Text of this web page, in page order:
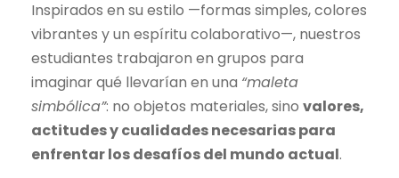
Inspirados en su estilo —formas simples, colores
vibrantes y un espíritu colaborativo—, nuestros
estudiantes trabajaron en grupos para
imaginar qué llevarían en una “maleta
simbólica”: no objetos materiales, sino valores,
actitudes y cualidades necesarias para
enfrentar los desafíos del mundo actual.